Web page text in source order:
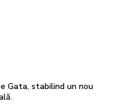
Gata, stabilind un nou